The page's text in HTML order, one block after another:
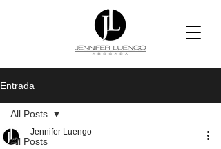
Entrada
All Posts
All Posts
Jennifer Luengo